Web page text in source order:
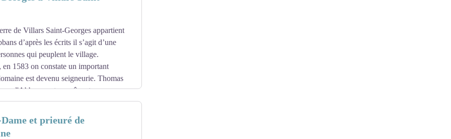
de Villars Saint-Georges appartient
d’après les écrits il s’agit d’une
qui peuplent le village.
en 1583 on constate un important
est devenu seigneurie. Thomas
d'Abbans, est en même temps
le fief jusqu'en 1742, année où
peu après, en 1763, à
d'une vieille famille bisontine.
et prieuré de